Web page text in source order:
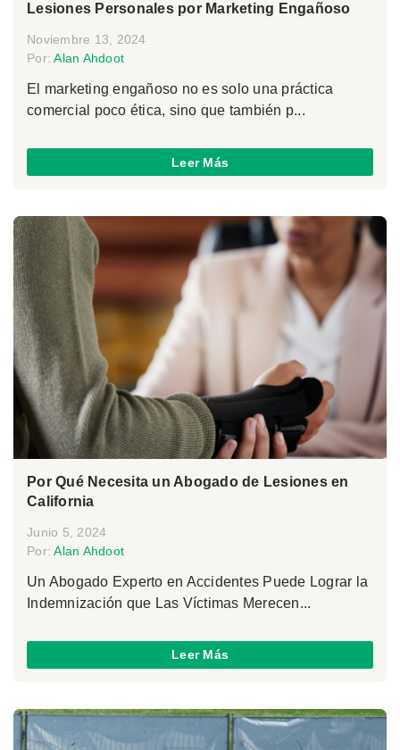
Lesiones Personales por Marketing Engañoso
Noviembre 13, 2024
Por:Alan Ahdoot
El marketing engañoso no es solo una práctica
comercial poco ética, sino que también p...
Leer Más
Por Qué Necesita un Abogado de Lesiones en
California
Junio 5, 2024
Por:Alan Ahdoot
Un Abogado Experto en Accidentes Puede Lograr la
Indemnización que Las Víctimas Merecen...
Leer Más